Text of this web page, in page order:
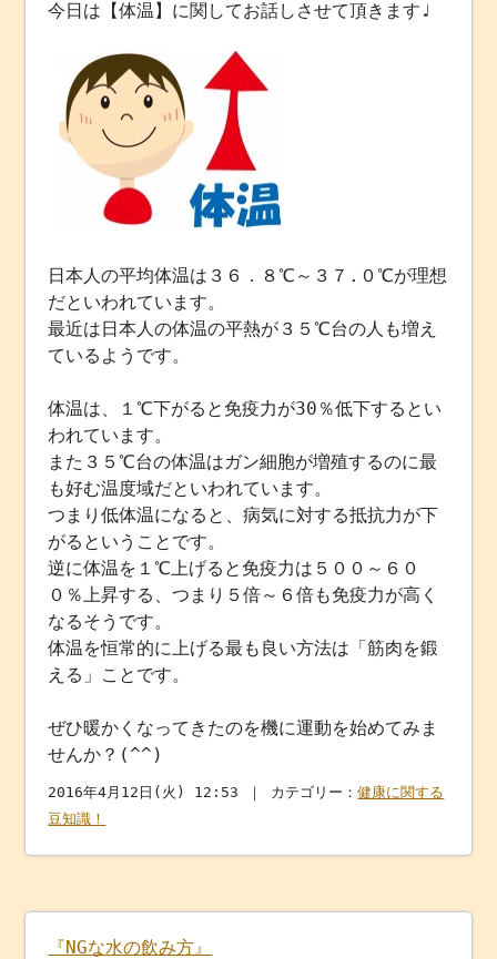
今日は【体温】に関してお話しさせて頂きます♩
日本人の平均体温は３６．８℃～３７.０℃が理想
だといわれています。
最近は日本人の体温の平熱が３５℃台の人も増え
ているようです。
体温は、１℃下がると免疫力が30％低下するとい
われています。
また３５℃台の体温はガン細胞が増殖するのに最
も好む温度域だといわれています。
つまり低体温になると、病気に対する抵抗力が下
がるということです。
逆に体温を１℃上げると免疫力は５００～６０
０％上昇する、つまり５倍～６倍も免疫力が高く
なるそうです。
体温を恒常的に上げる最も良い方法は「筋肉を鍛
える」ことです。
ぜひ暖かくなってきたのを機に運動を始めてみま
せんか？(^^)
2016年4月12日(火) 12:53 ｜ カテゴリー：健康に関する
豆知識！
『NGな水の飲み方』